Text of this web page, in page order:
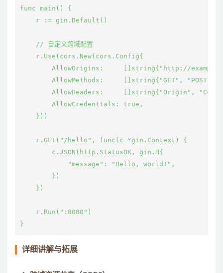
func main() {
    r := gin.Default()
    // 自定义跨域配置
    r.Use(cors.New(cors.Config{
AllowOrigins:     []string{"http://
AllowMethods:     []string{"GET", "POST",
AllowHeaders:     []string{"Origin",
AllowCredentials: true,
    }))
    r.GET("/hello", func(c *gin.Context) {
        c.JSON(http.StatusOK, gin.H{
            "message": "Hello, world!",
        })
    })
    r.Run(":8080")
详细讲解与拓展